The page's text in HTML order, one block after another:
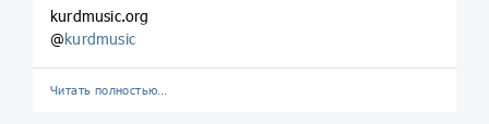
kurdmusic.org
@kurdmusic
Читать полностью…